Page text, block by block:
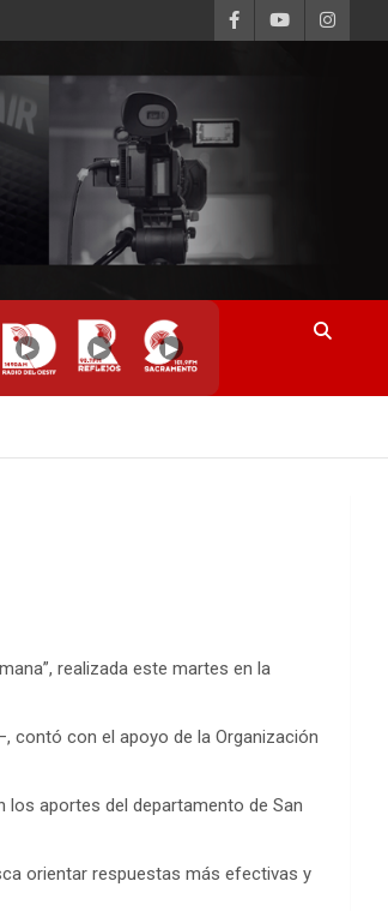
▶ ▶ ▶
realizada este martes en la
contó con el apoyo de la Organización
aportes del departamento de San
orientar respuestas más efectivas y